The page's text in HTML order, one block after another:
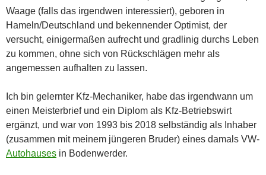
Waage (falls das irgendwen interessiert), geboren in
Hameln/Deutschland und bekennender Optimist, der
versucht, einigermaßen aufrecht und gradlinig durchs Leben
zu kommen, ohne sich von Rückschlägen mehr als
angemessen aufhalten zu lassen.
Ich bin gelernter Kfz-Mechaniker, habe das irgendwann um
einen Meisterbrief und ein Diplom als Kfz-Betriebswirt
ergänzt, und war von 1993 bis 2018 selbständig als Inhaber
(zusammen mit meinem jüngeren Bruder) eines damals VW-
Autohauses in Bodenwerder.